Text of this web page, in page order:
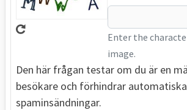
Enter the
image.
Den här frågan testar om du är en
besökare och förhindrar automatiska
spaminsändningar.